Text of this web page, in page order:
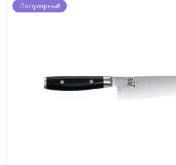
Популярный